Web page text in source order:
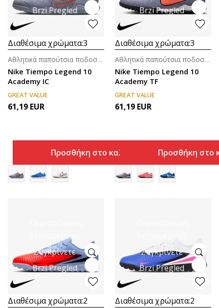
Brzi Pregled
Διαθέσιμα χρώματα:3
Nike Tiempo Legend 10
Academy IC
Αθλητικά παπούτσια ποδοσφαίρου για άνδρες
GREAT VALUE
61,19 EUR
Προσθήκη στο καλάθι
Brzi Pregled
Διαθέσιμα χρώματα:3
Nike Tiempo Legend 10
Academy TF
Αθλητικά παπούτσια ποδοσφαίρου για άνδρες
GREAT VALUE
61,19 EUR
Προσθήκη στο
λεπτομέρειες
Συγκρίνετε
Brzi Pregled
Διαθέσιμα χρώματα:2
Συγκρίνετε
Brzi Pregled
Διαθέσιμα χρώματα:2